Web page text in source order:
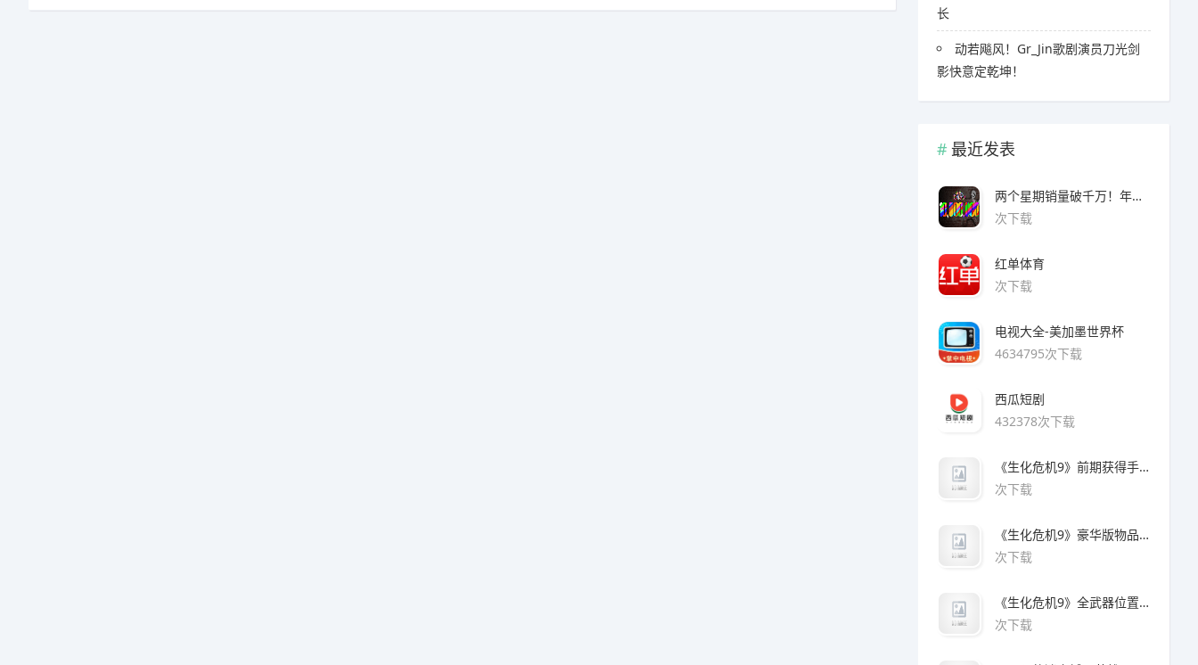
长
​​动若飚风！Gr_Jin歌剧演员刀光剑
影快意定乾坤！
最近发表
两个星期销量破千万！年度爆款诞生了 3A看了都眼红
次下载
红单体育
次下载
电视大全-美加墨世界杯
4634795次下载
西瓜短剧
432378次下载
《生化危机9》前期获得手枪方法
次下载
《生化危机9》豪华版物品领取方法
次下载
《生化危机9》全武器位置及解锁方法
次下载